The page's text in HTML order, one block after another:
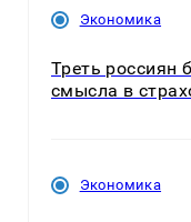
Экономика
Треть россиян
смысла в
Экономика